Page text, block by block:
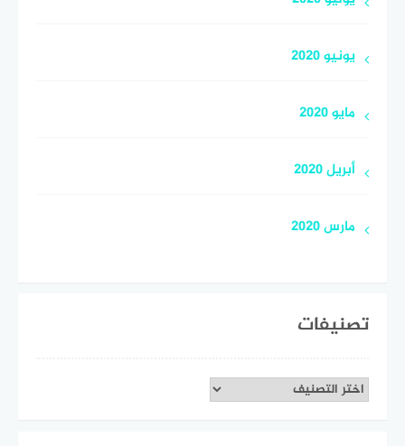
يونيو 2020
مايو 2020
أبريل 2020
مارس 2020
تصنيفات
تصنيفات